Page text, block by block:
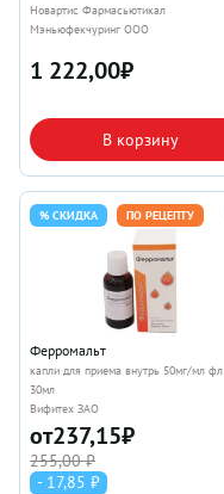
Новартис Фармасьютикал
Мэньюфекчуринг ООО
1 222,00₽
В корзину
% СКИДКА ПО РЕЦЕПТУ
Ферромальт
капли для приема внутрь 50мг/мл фл
30мл
Вифитех ЗАО
от237,15₽
255,00 ₽
- 17,85 ₽